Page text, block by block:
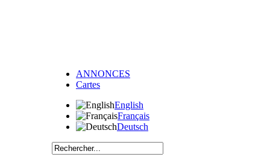
ANNONCES
Cartes
English
Français
Deutsch